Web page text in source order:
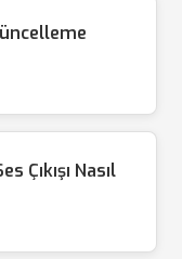
Çıkışı Nasıl